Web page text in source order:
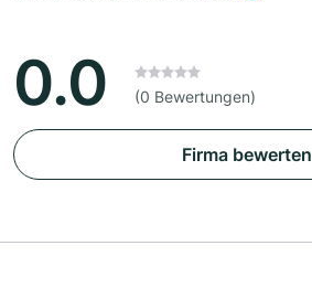
0.0 (0 Bewertungen)
Firma bewerten